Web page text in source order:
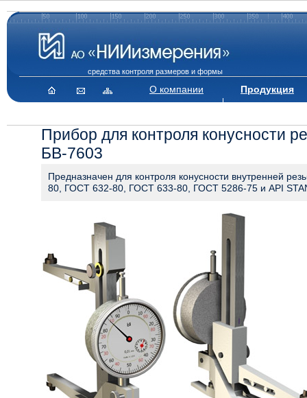
средства контроля размеров и формы
О компании Продукция
Прибор для контроля конусности
БВ-7603
Предназначен для контроля конусности внутренней
80, ГОСТ 632-80, ГОСТ 633-80, ГОСТ 5286-75 и API